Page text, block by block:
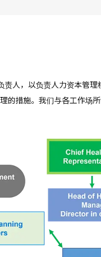
人，以负责人力资本管
的措施。我们与各工作